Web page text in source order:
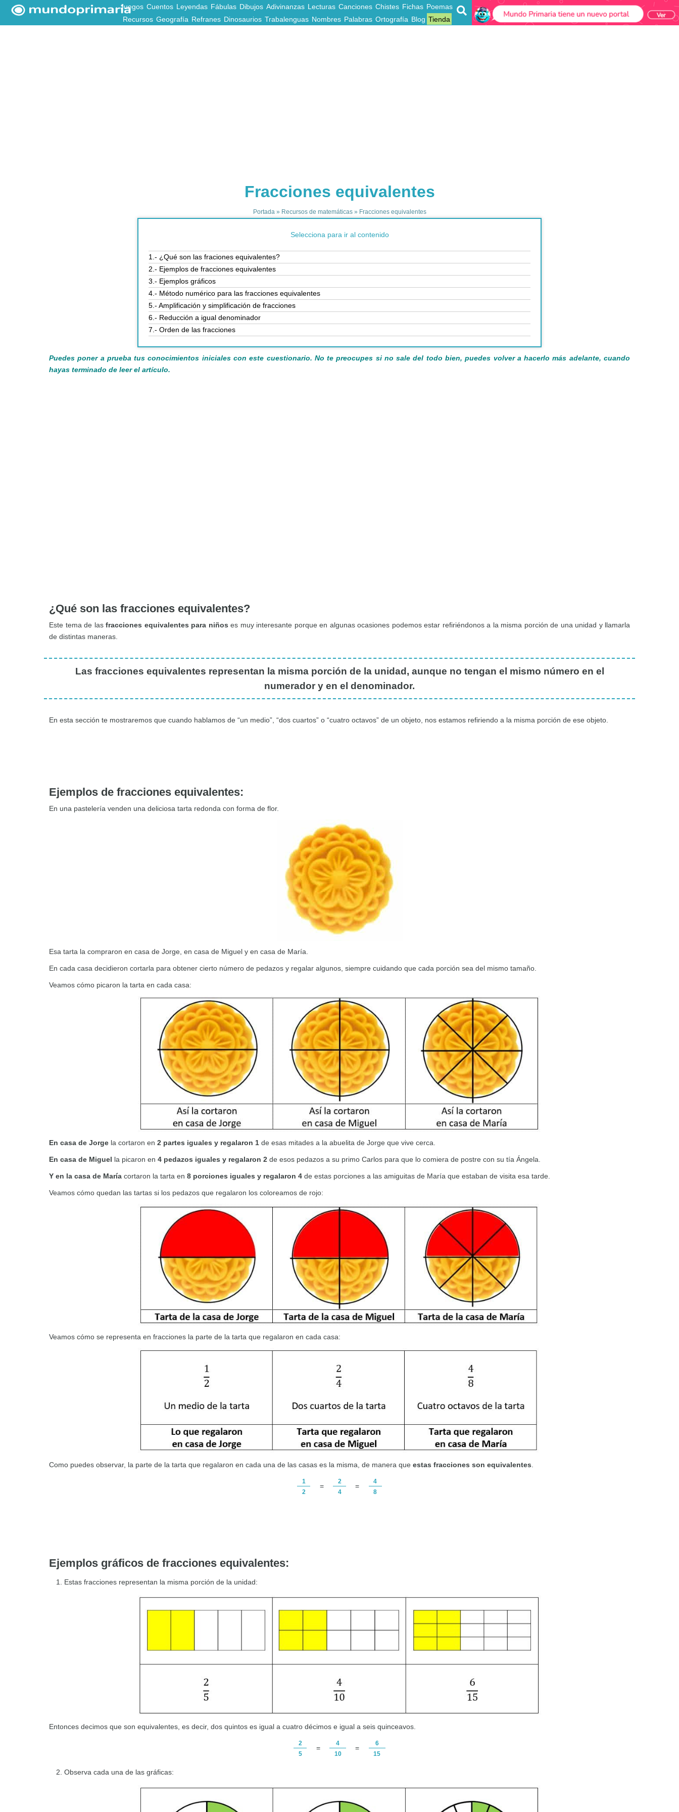
Juegos Cuentos Leyendas Fábulas Dibujos Adivinanzas Lecturas Canciones Chistes Fichas Poemas
Recursos Geografía Refranes Dinosaurios Trabalenguas Nombres Palabras Ortografía Blog Tienda
Fracciones equivalentes
Portada» Recursos de matemáticas» Fracciones equivalentes
Selecciona para ir al contenido
1.- ¿Qué son las fraciones equivalentes?
2.- Ejemplos de fracciones equivalentes
3.- Ejemplos gráficos
4.- Método numérico para las fracciones equivalentes
5.- Amplificación y simplificación de fracciones
6.- Reducción a igual denominador
7.- Orden de las fracciones
Puedes poner a prueba tus conocimientos iniciales con este cuestionario. No te preocupes si no sale del todo bien, puedes volver a hacerlo más adelante, cuando
hayas terminado de leer el artículo.
¿Qué son las fracciones equivalentes?
Este tema de las fracciones equivalentes para niños es muy interesante porque en algunas ocasiones podemos estar refiriéndonos a la misma porción de una unidad y llamarla
de distintas maneras.
Las fracciones equivalentes representan la misma porción de la unidad, aunque no tengan el mismo número en el
numerador y en el denominador.
En esta sección te mostraremos que cuando hablamos de “un medio”, “dos cuartos” o “cuatro octavos” de un objeto, nos estamos refiriendo a la misma porción de ese objeto.
Ejemplos de fracciones equivalentes:
En una pastelería venden una deliciosa tarta redonda con forma de flor.
Esa tarta la compraron en casa de Jorge, en casa de Miguel y en casa de María.
En cada casa decidieron cortarla para obtener cierto número de pedazos y regalar algunos, siempre cuidando que cada porción sea del mismo tamaño.
Veamos cómo picaron la tarta en cada casa:
En casa de Jorge la cortaron en 2 partes iguales y regalaron 1 de esas mitades a la abuelita de Jorge que vive cerca.
En casa de Miguel la picaron en 4 pedazos iguales y regalaron 2 de esos pedazos a su primo Carlos para que lo comiera de postre con su tía Ángela.
Y en la casa de María cortaron la tarta en 8 porciones iguales y regalaron 4 de estas porciones a las amiguitas de María que estaban de visita esa tarde.
Veamos cómo quedan las tartas si los pedazos que regalaron los coloreamos de rojo:
Veamos cómo se representa en fracciones la parte de la tarta que regalaron en cada casa:
Como puedes observar, la parte de la tarta que regalaron en cada una de las casas es la misma, de manera que estas fracciones son equivalentes
1
2
=
2
4
=
4
8
Ejemplos gráficos de fracciones equivalentes:
Estas fracciones representan la misma porción de la unidad:
Entonces decimos que son equivalentes, es decir, dos quintos es igual a cuatro décimos e igual a seis quinceavos.
2
5
=
4
10
=
6
15
Observa cada una de las gráficas: